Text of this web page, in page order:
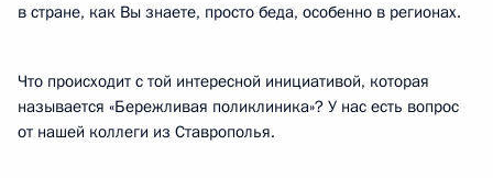
в стране, как Вы знаете, просто беда, особенно в регионах.
Что происходит с той интересной инициативой, которая
называется «Бережливая поликлиника»? У нас есть вопрос
от нашей коллеги из Ставрополья.